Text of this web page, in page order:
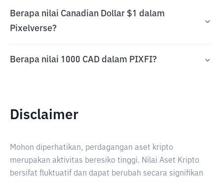
Berapa nilai Canadian Dollar $1 dalam
Pixelverse?
Berapa nilai 1000 CAD dalam PIXFI?
Disclaimer
Mohon diperhatikan, perdagangan aset kripto
merupakan aktivitas beresiko tinggi. Nilai Aset Kripto
bersifat fluktuatif dan dapat berubah secara signifikan